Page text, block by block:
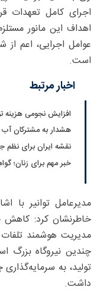
اجرای کامل تعهدات
اهداف این مانور
عوامل اجرایی، اعم از
است.
اخبار مرتبط
افزایش نجومی هزینه تولید
هشدار به مشترکان
نقشه ایران برای
خبر مهم برای زنان؛
مدیرعامل توانیر با
خاطرنشان کرد: کاهش
مدیریت هوشمند
چندین نیروگاه
تولید، به
داشت.